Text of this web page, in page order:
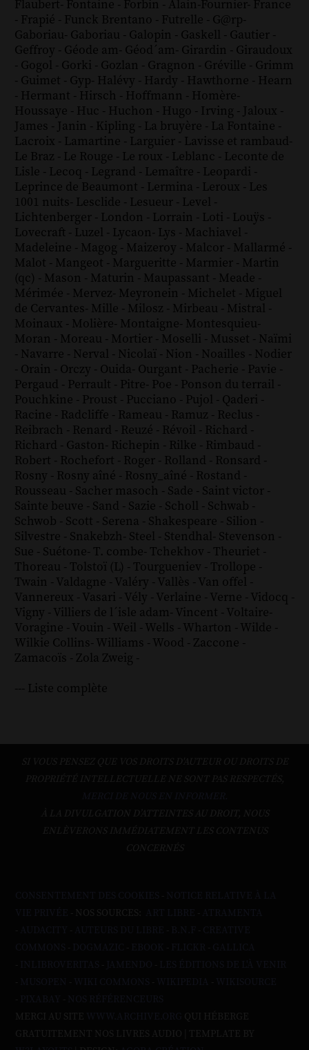
Flaubert- Fontaine - Forbin - Alain-Fournier- France
- Frapié - Funck Brentano - Futrelle - G@rp-
Gaboriau- Gaboriau - Galopin - Gaskell - Gautier -
Geffroy - Géode am- Géod´am- Girardin - Giraudoux
- Gogol - Gorki - Gozlan - Gragnon - Gréville - Grimm
- Guimet - Gyp- Halévy - Hardy - Hawthorne - Hearn
- Hermant - Hirsch - Hoffmann - Homère-
Houssaye - Huc - Huchon - Hugo - Irving - Jaloux -
James - Janin - Kipling - La bruyère - La Fontaine -
Lacroix - Lamartine - Larguier - Lavisse et rambaud-
Le Braz - Le Rouge - Le roux - Leblanc - Leconte de
Lisle - Lecoq - Legrand - Lemaître - Leopardi -
Leprince de Beaumont - Lermina - Leroux - Les
1001 nuits- Lesclide - Lesueur - Level -
Lichtenberger - London - Lorrain - Loti - Louÿs -
Lovecraft - Luzel - Lycaon- Lys - Machiavel -
Madeleine - Magog - Maizeroy - Malcor - Mallarmé -
Malot - Mangeot - Margueritte - Marmier - Martin
(qc) - Mason - Maturin - Maupassant - Meade -
Mérimée - Mervez- Meyronein - Michelet - Miguel
de Cervantes- Mille - Milosz - Mirbeau - Mistral -
Moinaux - Molière- Montaigne- Montesquieu-
Moran - Moreau - Mortier - Moselli - Musset - Naïmi
- Navarre - Nerval - Nicolaï - Nion - Noailles - Nodier
- Orain - Orczy - Ouida- Ourgant - Pacherie - Pavie -
Pergaud - Perrault - Pitre- Poe - Ponson du terrail -
Pouchkine - Proust - Pucciano - Pujol - Qaderi -
Racine - Radcliffe - Rameau - Ramuz - Reclus -
Reibrach - Renard - Reuzé - Révoil - Richard -
Richard - Gaston- Richepin - Rilke - Rimbaud -
Robert - Rochefort - Roger - Rolland - Ronsard -
Rosny - Rosny aîné - Rosny_aîné - Rostand -
Rousseau - Sacher masoch - Sade - Saint victor -
Sainte beuve - Sand - Sazie - Scholl - Schwab -
Schwob - Scott - Serena - Shakespeare - Silion -
Silvestre - Snakebzh- Steel - Stendhal- Stevenson -
Sue - Suétone- T. combe- Tchekhov - Theuriet -
Thoreau - Tolstoï (L) - Tourgueniev - Trollope -
Twain - Valdagne - Valéry - Vallès - Van offel -
Vannereux - Vasari - Vély - Verlaine - Verne - Vidocq -
Vigny - Villiers de l´isle adam- Vincent - Voltaire-
Voragine - Vouin - Weil - Wells - Wharton - Wilde -
Wilkie Collins- Williams - Wood - Zaccone -
Zamacoïs - Zola Zweig -
--- Liste complète